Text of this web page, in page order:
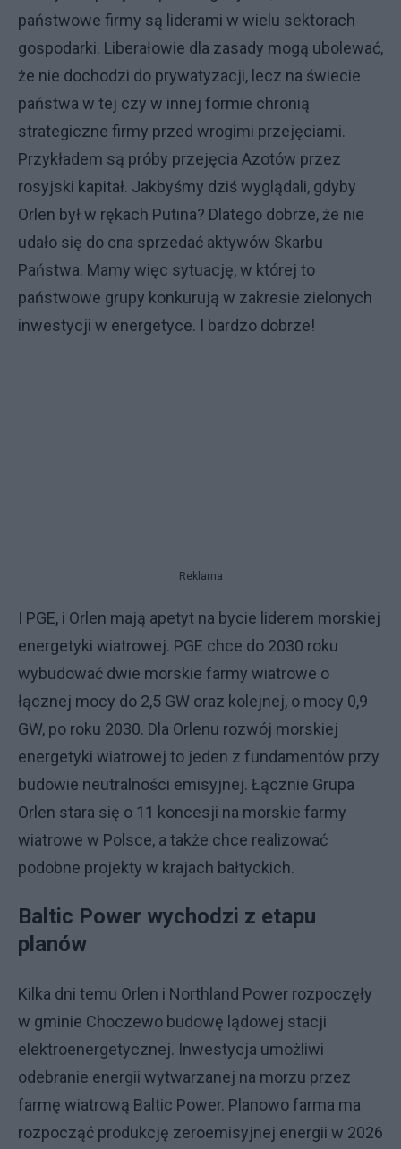
państwowe firmy są liderami w wielu sektorach
gospodarki. Liberałowie dla zasady mogą ubolewać,
że nie dochodzi do prywatyzacji, lecz na świecie
państwa w tej czy w innej formie chronią
strategiczne firmy przed wrogimi przejęciami.
Przykładem są próby przejęcia Azotów przez
rosyjski kapitał. Jakbyśmy dziś wyglądali, gdyby
Orlen był w rękach Putina? Dlatego dobrze, że nie
udało się do cna sprzedać aktywów Skarbu
Państwa. Mamy więc sytuację, w której to
państwowe grupy konkurują w zakresie zielonych
inwestycji w energetyce. I bardzo dobrze!
Reklama
I PGE, i Orlen mają apetyt na bycie liderem morskiej
energetyki wiatrowej. PGE chce do 2030 roku
wybudować dwie morskie farmy wiatrowe o
łącznej mocy do 2,5 GW oraz kolejnej, o mocy 0,9
GW, po roku 2030. Dla Orlenu rozwój morskiej
energetyki wiatrowej to jeden z fundamentów przy
budowie neutralności emisyjnej. Łącznie Grupa
Orlen stara się o 11 koncesji na morskie farmy
wiatrowe w Polsce, a także chce realizować
podobne projekty w krajach bałtyckich.
Baltic Power wychodzi z etapu
planów
Kilka dni temu Orlen i Northland Power rozpoczęły
w gminie Choczewo budowę lądowej stacji
elektroenergetycznej. Inwestycja umożliwi
odebranie energii wytwarzanej na morzu przez
farmę wiatrową Baltic Power. Planowo farma ma
rozpocząć produkcję zeroemisyjnej energii w 2026